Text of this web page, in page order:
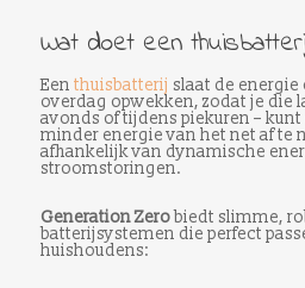
Wat doet een
Een thuisbatterij slaat de energie
overdag opwekken, zodat je die
avonds of tijdens piekuren –
minder energie van het net af te
afhankelijk van dynamische
stroomstoringen.
Generation Zerobiedt slimme,
batterijsystemen die perfect
huishoudens: